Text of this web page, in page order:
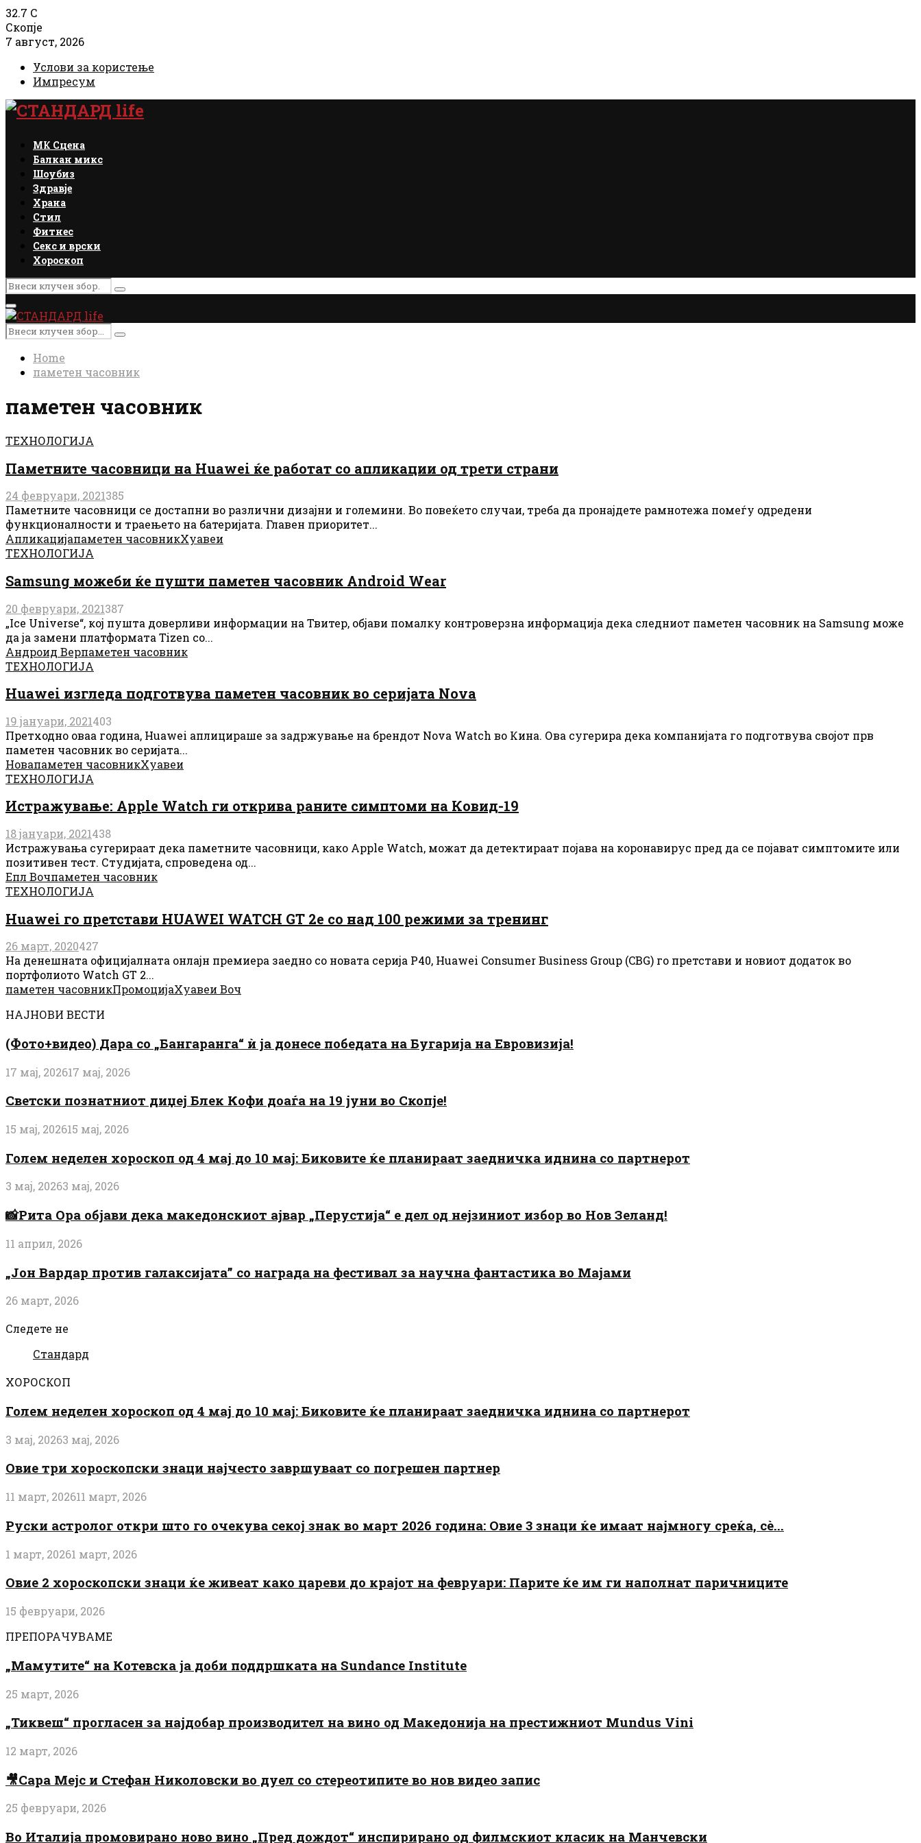
32.7 C
Скопје
7 август, 2026
Услови за користење
Импресум
Facebook
Instagram
Email
Rss
МК Сцена
Балкан микс
Шоубиз
Здравје
Храна
Стил
Фитнес
Секс и врски
Хороскоп
Search
for:
Search
Primary
Menu
Search
for:
Search
Home
паметен часовник
паметен часовник
ТЕХНОЛОГИЈА
Паметните часовници на Huawei ќе работат со апликации од трети страни
24 февруари, 2021385
Паметните часовници се достапни во различни дизајни и големини. Во повеќето случаи, треба да пронајдете рамнотежа помеѓу одредени
функционалности и траењето на батеријата. Главен приоритет...
Апликацијапаметен часовникХуавеи
ТЕХНОЛОГИЈА
Samsung можеби ќе пушти паметен часовник Android Wear
20 февруари, 2021387
„Ice Universe“, кој пушта доверливи информации на Твитер, објави помалку контроверзна информација дека следниот паметен часовник на Samsung може
да ја замени платформата Tizen со...
Андроид Верпаметен часовник
ТЕХНОЛОГИЈА
Huawei изгледа подготвува паметен часовник во серијата Nova
19 јануари, 2021403
Претходно оваа година, Huawei аплицираше за задржување на брендот Nova Watch во Кина. Ова сугерира дека компанијата го подготвува својот прв
паметен часовник во серијата...
Новапаметен часовникХуавеи
ТЕХНОЛОГИЈА
Истражување: Apple Watch ги открива раните симптоми на Ковид-19
18 јануари, 2021438
Истражувања сугерираат дека паметните часовници, како Apple Watch, можат да детектираат појава на коронавирус пред да се појават симптомите или
позитивен тест. Студијата, спроведена од...
Епл Вочпаметен часовник
ТЕХНОЛОГИЈА
Huawei го претстави HUAWEI WATCH GT 2e со над 100 режими за тренинг
26 март, 2020427
На денешната официјалната онлајн премиера заедно со новата серија P40, Huawei Consumer Business Group (CBG) го претстави и новиот додаток во
портфолиото Watch GT 2...
паметен часовникПромоцијаХуавеи Воч
НАЈНОВИ ВЕСТИ
(Фото+видео) Дара со „Бангаранга“ ѝ ја донесе победата на Бугарија на Евровизија!
17 мај, 202617 мај, 2026
Светски познатниот диџеј Блек Кофи доаѓа на 19 јуни во Скопје!
15 мај, 202615 мај, 2026
Голем неделен хороскоп од 4 мај до 10 мај: Биковите ќе планираат заедничка иднина со партнерот
3 мај, 20263 мај, 2026
📸Рита Ора објави дека македонскиот ајвар „Перустија“ е дел од нејзиниот избор во Нов Зеланд!
11 април, 2026
„Јон Вардар против галаксијата” со награда на фестивал за научна фантастика во Мајами
26 март, 2026
Следете не
Стандард
ХОРОСКОП
Голем неделен хороскоп од 4 мај до 10 мај: Биковите ќе планираат заедничка иднина со партнерот
3 мај, 20263 мај, 2026
Овие три хороскопски знаци најчесто завршуваат со погрешен партнер
11 март, 202611 март, 2026
Руски астролог откри што го очекува секој знак во март 2026 година: Овие 3 знаци ќе имаат најмногу среќа, сè...
1 март, 20261 март, 2026
Овие 2 хороскопски знаци ќе живеат како цареви до крајот на февруари: Парите ќе им ги наполнат паричниците
15 февруари, 2026
ПРЕПОРАЧУВАМЕ
„Мамутите“ на Котевска ја доби поддршката на Sundance Institute
25 март, 2026
„Тиквеш“ прогласен за најдобар производител на вино од Македонија на престижниот Mundus Vini
12 март, 2026
🎥Сара Мејс и Стефан Николовски во дуел со стереотипите во нов видео запис
25 февруари, 2026
Во Италија промовирано ново вино „Пред дождот“ инспирирано од филмскиот класик на Манчевски